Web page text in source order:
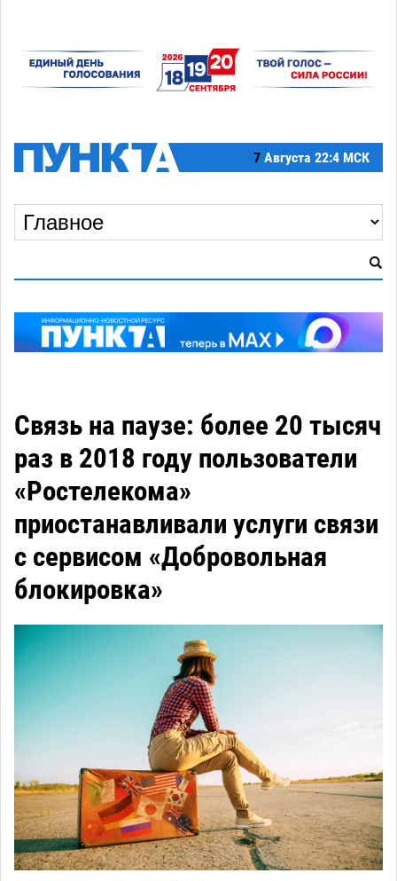
7 Августа 22:4 МСК
Связь на паузе: более 20 тысяч
раз в 2018 году пользователи
«Ростелекома»
приостанавливали услуги связи
с сервисом «Добровольная
блокировка»